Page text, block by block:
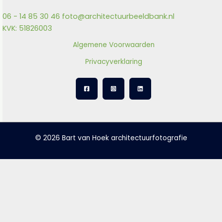
06 - 14 85 30 46 foto@architectuurbeeldbank.nl
KVK: 51826003
Algemene Voorwaarden
Privacyverklaring
© 2026 Bart van Hoek architectuurfotografie